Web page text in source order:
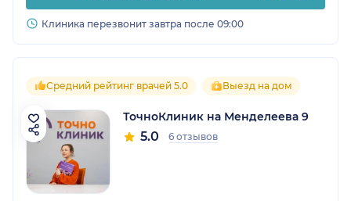
Клиника перезвонит завтра после 09:00
Средний рейтинг врачей 5.0 Выезд на дом
ТочноКлиник на Менделеева 9
5.0 6 отзывов